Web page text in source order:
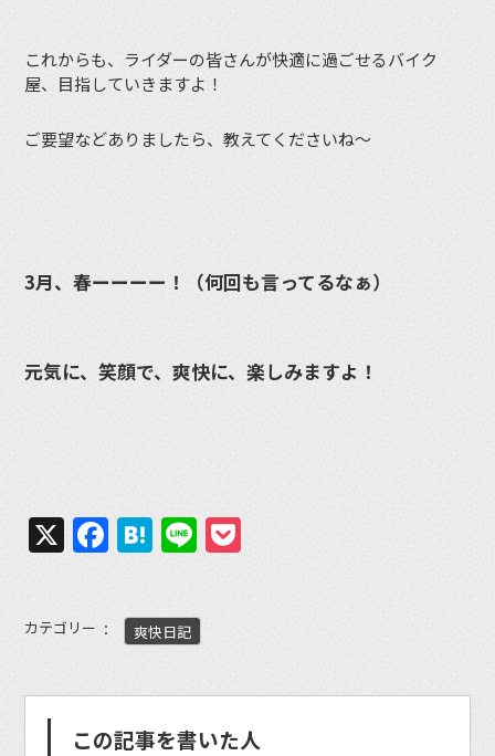
これからも、ライダーの皆さんが快適に過ごせるバイク
屋、目指していきますよ！
ご要望などありましたら、教えてくださいね〜
3月、春ーーーー！（何回も言ってるなぁ）
元気に、笑顔で、爽快に、楽しみますよ！
X Facebook
Hatena
Line
カテゴリー 爽快日記
この記事を書いた人